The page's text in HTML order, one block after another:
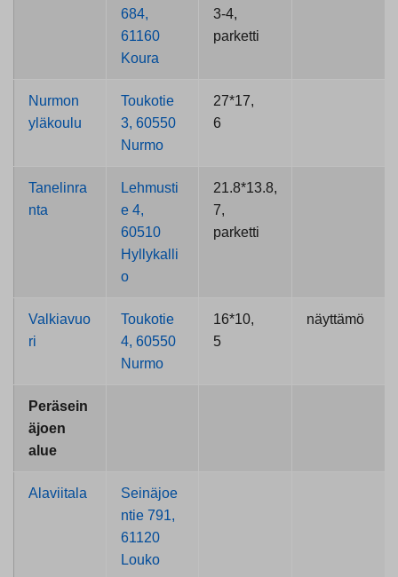
684,
61160
Koura
3-4,
parketti
Nurmon
yläkoulu
Toukotie
3, 60550
Nurmo
27*17,
6
Tanelinra
nta
Lehmusti
e 4,
60510
Hyllykalli
o
21.8*13.8,
7,
parketti
Valkiavuo
ri
Toukotie
4, 60550
Nurmo
16*10,
5
näyttämö
Peräsein
äjoen
alue
Alaviitala
Seinäjoe
ntie 791,
61120
Louko